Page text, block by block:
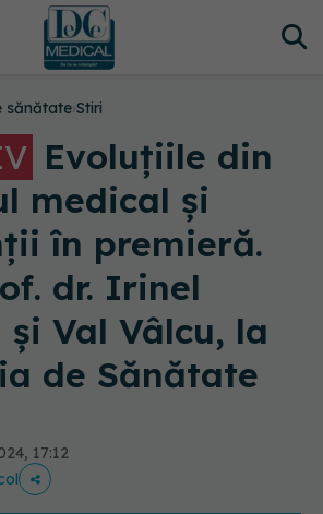
sănătate›Stiri
Evoluțiile din
medical și
în premieră.
dr. Irinel
și Val Vâlcu, la
de Sănătate
17:12